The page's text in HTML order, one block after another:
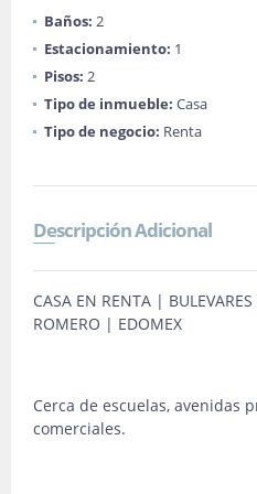
Baños: 2
Estacionamiento: 1
Pisos: 2
Tipo de inmueble: Casa
Tipo de negocio: Renta
Descripción Adicional
CASA EN RENTA |
ROMERO | EDOMEX
Cerca de escuelas, avenidas
comerciales.